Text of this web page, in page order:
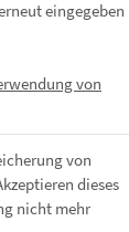
eingegeben
von
von
dieses
nicht mehr